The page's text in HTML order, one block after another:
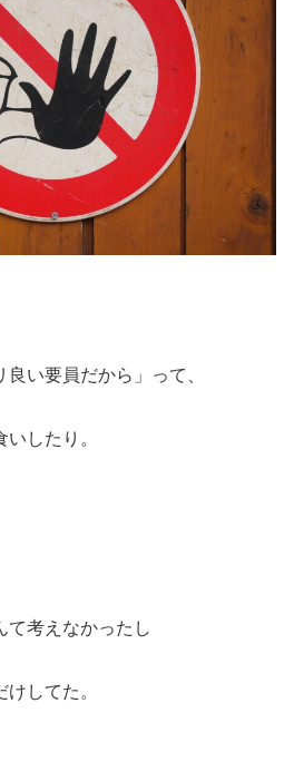
い要員だから」って、
したり。
て考えなかったし
してた。